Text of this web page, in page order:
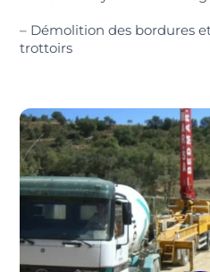
– Démolition des bordures
trottoirs